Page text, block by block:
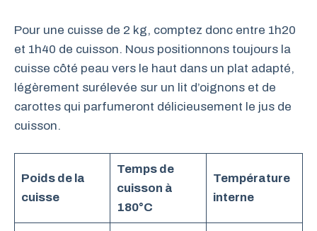
Pour une cuisse de 2 kg, comptez donc entre 1h20
et 1h40 de cuisson. Nous positionnons toujours la
cuisse côté peau vers le haut dans un plat adapté,
légèrement surélevée sur un lit d’oignons et de
carottes qui parfumeront délicieusement le jus de
cuisson.
Poids de la
cuisse
Temps de
cuisson à
180°C
Température
interne